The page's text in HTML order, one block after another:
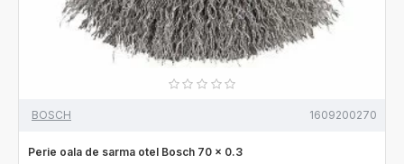
BOSCH 1609200270
Perie oala de sarma otel Bosch 70 x 0.3